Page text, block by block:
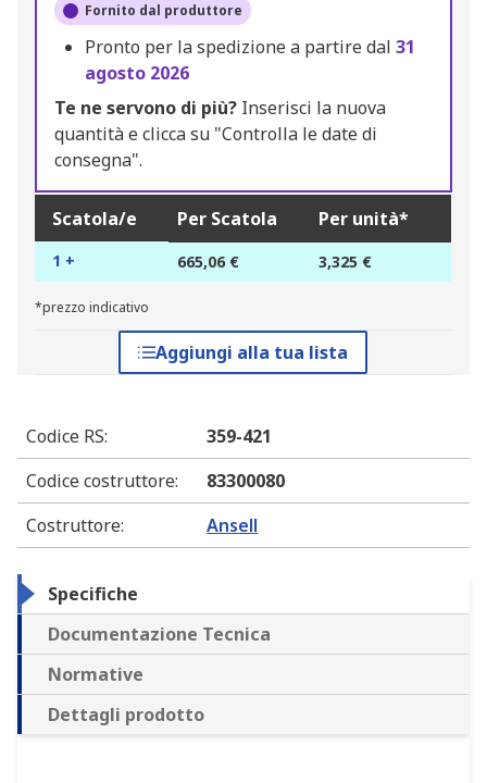
Fornito dal produttore
Pronto per la spedizione a partire dal 31
agosto 2026
Te ne servono di più? Inserisci la nuova
quantità e clicca su "Controlla le date di
consegna".
Scatola/e Per Scatola Per unità*
1 + 665,06 € 3,325 €
*prezzo indicativo
Aggiungi alla tua lista
Codice RS:
359-421
Codice costruttore:
83300080
Costruttore: Ansell
Specifiche
Documentazione Tecnica
Normative
Dettagli prodotto